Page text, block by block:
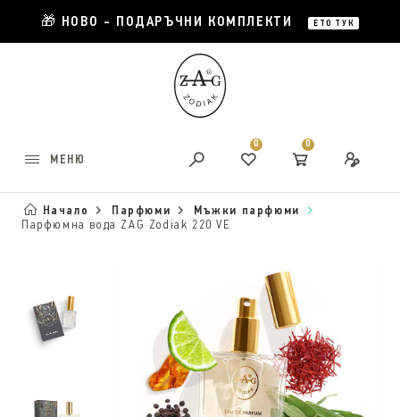
🎁 НОВО - ПОДАРЪЧНИ КОМПЛЕКТИ ЕТО ТУК
МЕНЮ
0 0
Начало Парфюми
Мъжки парфюми
Парфюмна вода ZAG Zodiak 220 VE